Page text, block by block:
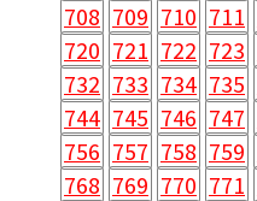
708 709 710 711
720 721 722 723
732 733 734 735
744 745 746 747
756 757 758 759
768 769 770 771